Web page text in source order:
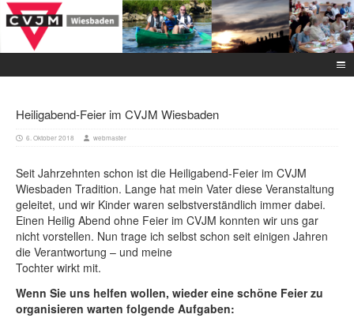
Heiligabend-Feier im CVJM Wiesbaden
6. Oktober 2018 webmaster
Seit Jahrzehnten schon ist die Heiligabend-Feier im CVJM
Wiesbaden Tradition. Lange hat mein Vater diese Veranstaltung
geleitet, und wir Kinder waren selbstverständlich immer dabei.
Einen Heilig Abend ohne Feier im CVJM konnten wir uns gar
nicht vorstellen. Nun trage ich selbst schon seit einigen Jahren
die Verantwortung – und meine
Tochter wirkt mit.
Wenn Sie uns helfen wollen, wieder eine schöne Feier zu
organisieren warten folgende Aufgaben: